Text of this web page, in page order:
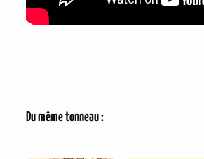
Du même tonneau :